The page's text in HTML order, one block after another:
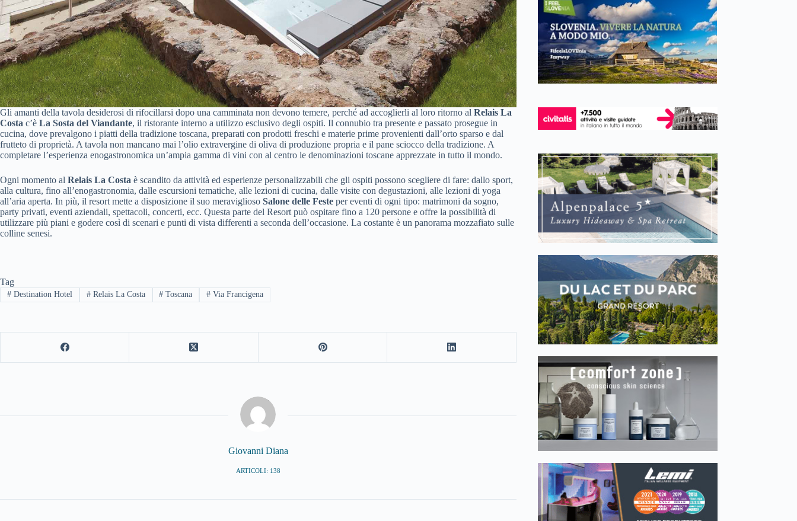
Gli amanti della tavola desiderosi di rifocillarsi dopo una camminata non devono temere, perché ad accoglierli al loro ritorno al Relais La
Costa c’è La Sosta del Viandante, il ristorante interno a utilizzo esclusivo degli ospiti. Il connubio tra presente e passato prosegue in
cucina, dove prevalgono i piatti della tradizione toscana, preparati con prodotti freschi e materie prime provenienti dall’orto sparso e dal
frutteto di proprietà. A tavola non mancano mai l’olio extravergine di oliva di produzione propria e il pane sciocco della tradizione. A
completare l’esperienza enogastronomica un’ampia gamma di vini con al centro le denominazioni toscane apprezzate in tutto il mondo.
Ogni momento al Relais La Costa è scandito da attività ed esperienze personalizzabili che gli ospiti possono scegliere di fare: dallo sport,
alla cultura, fino all’enogastronomia, dalle escursioni tematiche, alle lezioni di cucina, dalle visite con degustazioni, alle lezioni di yoga
all’aria aperta. In più, il resort mette a disposizione il suo meraviglioso Salone delle Feste per eventi di ogni tipo: matrimoni da sogno,
party privati, eventi aziendali, spettacoli, concerti, ecc. Questa parte del Resort può ospitare fino a 120 persone e offre la possibilità di
utilizzare più piani e godere così di scenari e punti di vista differenti a seconda dell’occasione. La costante è un panorama mozzafiato sulle
colline senesi.
Tag
#Destination Hotel #Relais La Costa # Toscana # Via Francigena
Giovanni Diana
ARTICOLI: 138